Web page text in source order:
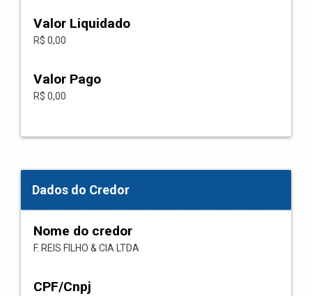
Valor Liquidado
R$ 0,00
Valor Pago
R$ 0,00
Dados do Credor
Nome do credor
F. REIS FILHO & CIA LTDA
CPF/Cnpj